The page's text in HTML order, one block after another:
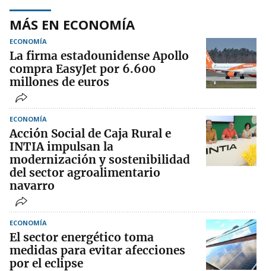
MÁS EN ECONOMÍA
ECONOMÍA
La firma estadounidense Apollo
compra EasyJet por 6.600
millones de euros
ECONOMÍA
Acción Social de Caja Rural e
INTIA impulsan la
modernización y sostenibilidad
del sector agroalimentario
navarro
ECONOMÍA
El sector energético toma
medidas para evitar afecciones
por el eclipse